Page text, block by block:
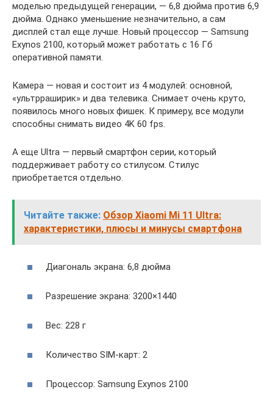
моделью предыдущей генерации, — 6,8 дюйма против 6,9
дюйма. Однако уменьшение незначительно, а сам
дисплей стал еще лучше. Новый процессор — Samsung
Exynos 2100, который может работать с 16 Гб
оперативной памяти.
Камера — новая и состоит из 4 модулей: основной,
«ультрраширик» и два телевика. Снимает очень круто,
появилось много новых фишек. К примеру, все модули
способны снимать видео 4K 60 fps.
А еще Ultra — первый смартфон серии, который
поддерживает работу со стилусом. Стилус
приобретается отдельно.
Читайте также: Обзор Xiaomi Mi 11 Ultra:
характеристики, плюсы и минусы смартфона
Диагональ экрана: 6,8 дюйма
Разрешение экрана: 3200×1440
Вес: 228 г
Количество SIM-карт: 2
Процессор: Samsung Exynos 2100